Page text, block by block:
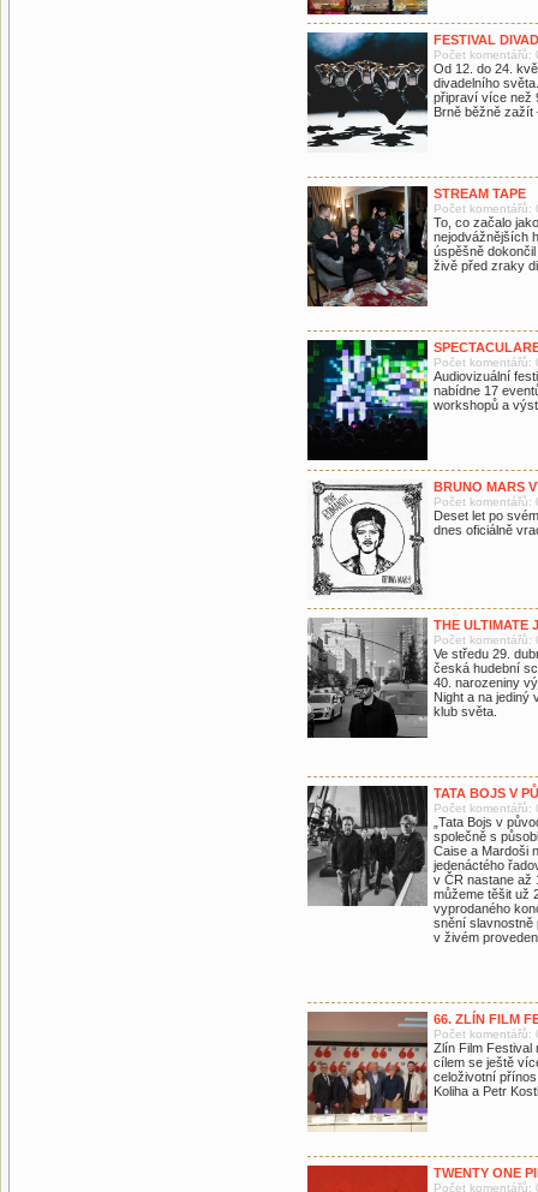
FESTIVAL
Počet komentářů:
Od 12. do 24.
divadelního
připraví více než
Brně běžně zažít
STREAM TAPE
Počet komentářů:
To, co začalo
nejodvážnějších
úspěšně
živě před zraky
Počet komentářů:
Audiovizuální
nabídne 17
workshopů a
BRUNO MARS
Počet komentářů:
Deset let po
dnes oficiálně
THE ULTIMATE
Počet komentářů:
Ve středu 29.
česká hudební
40. narozeniny
Night a na jediný
klub světa.
TATA BOJS V
Počet komentářů:
„Tata Bojs v
společně s
Caise a Mardoši
jedenáctého
v ČR nastane až
můžeme těšit už
vyprodaného
snění slavnostně
v živém
66. ZLÍN FILM
Počet komentářů:
Zlín Film Festival
cílem se ještě
celoživotní
Koliha a Petr
TWENTY ONE
Počet komentářů: